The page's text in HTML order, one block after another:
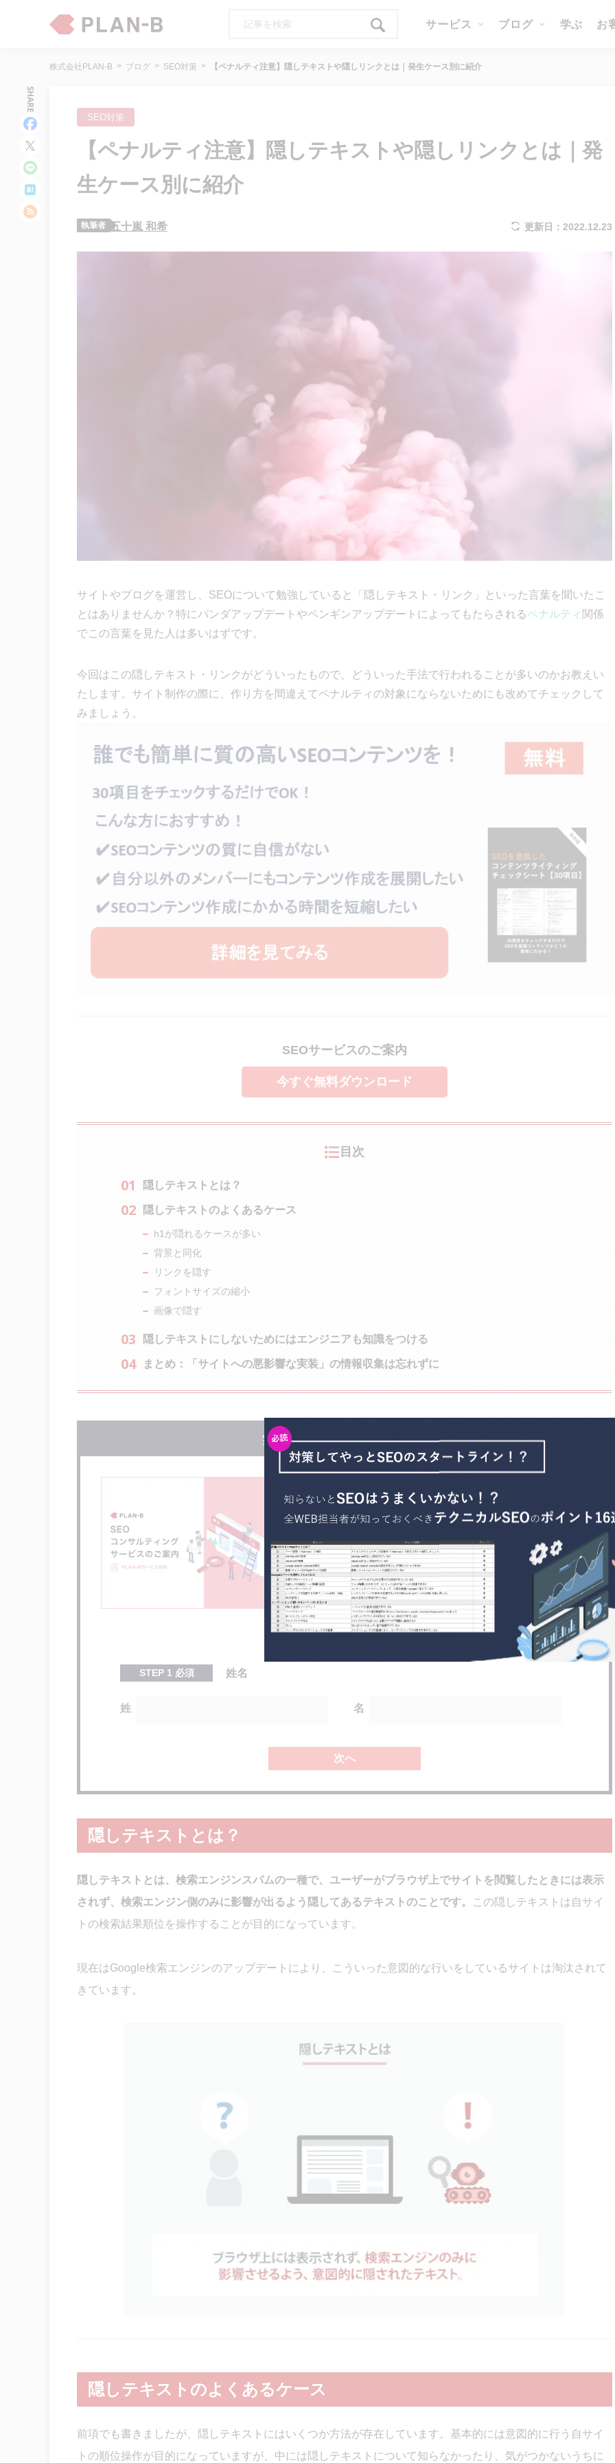
サービス ブログ 学ぶ お
株式会社PLAN-B ブログ SEO対策 【ペナルティ注意】隠しテキストや隠しリンクとは｜発生ケース別に紹介
SEO対策
【ペナルティ注意】隠しテキストや隠しリンクとは｜発
生ケース別に紹介
執筆者 五十嵐 和希 更新日：2022.12.23
サイトやブログを運営し、SEOについて勉強していると「隠しテキスト・リンク」といった言葉を聞いたこ
とはありませんか？特にパンダアップデートやペンギンアップデートによってもたらされるペナルティ 関係
でこの言葉を見た人は多いはずです。
今回はこの隠しテキスト・リンクがどういったもので、どういった手法で行われることが多いのかお教えい
たします。サイト制作の際に、作り方を間違えてペナルティの対象にならないためにも改めてチェックして
みましょう。
SEOサービスのご案内
今すぐ無料ダウンロード
目次
隠しテキストとは？
隠しテキストのよくあるケース
h1が隠れるケースが多い
背景と同化
リンクを隠す
フォントサイズの縮小
画像で隠す
隠しテキストにしないためにはエンジニアも知識をつける
まとめ：「サイトへの悪影響な実装」の情報収集は忘れずに
無料で資料をダウンロード
SEOサービスのご案内
専属のコンサルタントが貴社Webサイトの課題発見から解決策の立案を行
い、検索エンジンからの自然検索流入数向上のお手伝いをいたします。
※フォーム送信後、メールにて資料をお送りいたします。
STEP 1 必須 姓名
姓 名
次へ
隠しテキストとは？
隠しテキストとは、検索エンジンスパムの一種で、ユーザーがブラウザ上でサイトを閲覧したときには表示
されず、検索エンジン側のみに影響が出るよう隠してあるテキストのことです。
この隠しテキストは自サイ
トの検索結果順位を操作することが目的になっています。
現在はGoogle検索エンジンのアップデートにより、こういった意図的な行いをしているサイトは淘汰されて
きています。
隠しテキストのよくあるケース
前項でも書きましたが、隠しテキストにはいくつか方法が存在しています。基本的には意図的に行う自サイ
トの順位操作が目的になっていますが、中には隠しテキストについて知らなかったり、気がつかないうちに
SHARE